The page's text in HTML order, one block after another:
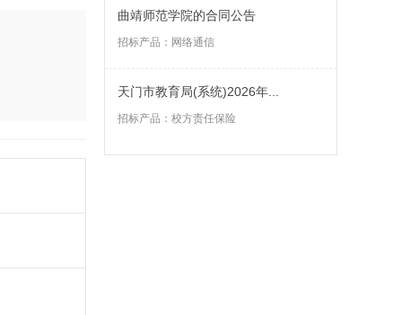
曲靖师范学院的合同公告
招标产品： 网络通信
天门市教育局(系统)2026年...
招标产品： 校方责任保险